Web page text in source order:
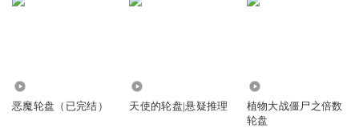
恶魔轮盘（已完结） 天使的轮盘|悬疑推理
植物大战僵尸之倍数
轮盘